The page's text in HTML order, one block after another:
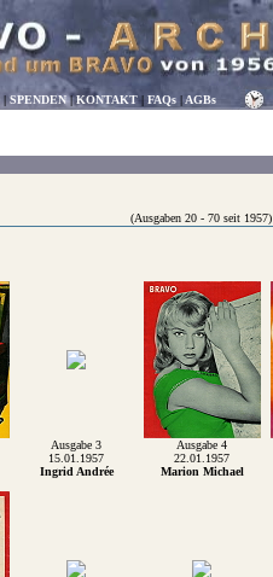
| SPENDEN|KONTAKT| FAQs |AGBs
(Ausgaben 20 - 70 seit 1957)
Ausgabe 3 Ausgabe 4
15.01.1957 22.01.1957
Ingrid Andrée Marion Michael